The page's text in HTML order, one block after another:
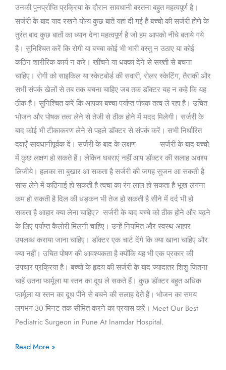
उनकी पुनर्प्राप्ति प्रक्रिया के दौरान सावधानी बरतना बहुत महत्वपूर्ण है।
सर्जरी के बाद याद रखने योग्य कुछ बातें यहां दी गई हैं बच्चो की सर्जरी होणे के
तुरंत बाद कुछ बातों का ध्यान देना महत्वपूर्ण है जो हम आपको नीचे बताये गये
है। सुनिश्चित करें कि रोगी या बच्चा कोई भी भारी वस्तु न उठाए या कोई
कठिन शारीरिक कार्य न करे। खींचने या धक्का देने से सख्ती से बचना
चाहिए। रोगी को साइकिल या स्केटबोर्ड की सवारी, रोलर स्केटिंग, तैराकी और
सभी संपर्क खेलों से तब तक बचना चाहिए जब तक डॉक्टर यह न कहे कि यह
ठीक है। सुनिश्चित करें कि आपका बच्चा पर्याप्त पोषक तत्व ले रहा है। उचित
भोजन और पोषक तत्व लेने से तेजी से ठीक होने में मदद मिलेगी। सर्जरी के
बाद कोई भी टीकाकरण लेने से पहले डॉक्टर से संपर्क करें। सभी निर्धारित
दवाएँ सावधानीपूर्वक दें। सर्जरी के बाद के लक्षण सर्जरी के बाद बच्चो
में कुछ लक्षण हो सकते हैं। लेकिन घबराएं नहीं आप डॉक्टर की सलाह अवश्य
लिजीये। हलका सा बुखार आ सकता है सर्जरी की जगह सुजन आ सकती है
सांस लेने में कठिनाई हो सकती है त्वचा का रंग लाल हो सकता है भूख लगना
कम हो सकती है दिल की धड़कन भी तेज हो सकती है सीने में दर्द भी हो
सकता है आहार क्या लेना चाहिए? सर्जरी के बाद बच्चे को ठीक होने और बढ़ने
के लिए पर्याप्त कैलोरी मिलनी चाहिए। उन्हें नियमित और स्वस्थ आहार
उपलब्ध कराया जाना चाहिए। डॉक्टर एक चार्ट देंगे कि क्या खाना चाहिए और
क्या नहीं। उचित पोषण की आवश्यकता है क्योंकि यह भी एक प्रकार की
उपचार प्रक्रिया है। बच्चो के हृदय की सर्जरी के बाद ज्यादातर शिशु जितना
चाहें उतना फार्मूला या स्तन का दूध ले सकते हैं। कुछ डॉक्टर बहुत अधिक
फार्मूला या स्तन का दूध पीने से बचने की सलाह देते हैं। भोजन का समय
लगभग 30 मिनट तक सीमित करने का प्रयास करें। Meet Our Best
Pediatric Surgeon in Pune At Inamdar Hospital.
Read More »